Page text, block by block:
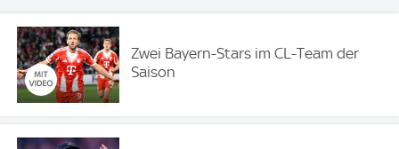
Zwei Bayern-Stars im CL-Team der
Saison